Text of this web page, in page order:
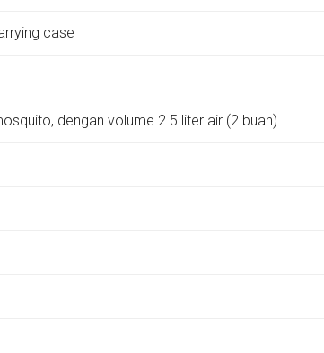
case
dengan volume 2.5 liter air (2 buah)